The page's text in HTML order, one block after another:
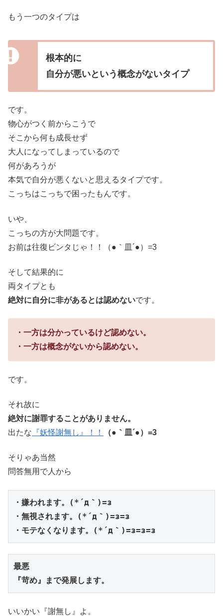
もう一つのタイプは
根本的に
自分が悪いという概念がないタイプ
です。
物心がつく前からこうで
そこから何も成長せず
大人になってしまっているので
何があろうが
本気で自分が悪くないと思えるタイプです。
こっちはこっちで困ったもんです。
いや、
こっちの方が大問題です。
お前は往復ビンタじゃ！！（●｀皿´●）=3
そして結果的に
両タイプとも
絶対に自分に非があるとは認めないです。
・一方は分かっているけど認めない。
・一方は概念がないから認めない。
です。
それ故に
絶対に謝罪することがありません。
出たな 『妖怪謝無し』！！ （●｀皿´●）=3
そりゃあ当然
問答無用で人から
・嫌われます。(*´д｀)=з
・無視されます。(*´д｀)=з=з
・モテなくなります。(*´д｀)=з=з=з
最悪
『苛め』まで発展します。
いいかい『謝無し』よ。